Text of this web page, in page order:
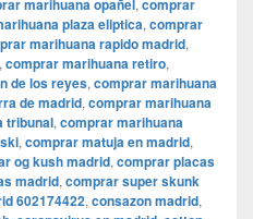
marihuana opañel, comprar
plaza eliptica, comprar
marihuana rapido madrid,
, comprar marihuana retiro,
de los reyes, comprar marihuana
de madrid, comprar marihuana
tribunal, comprar marihuana
, comprar matuja en madrid,
og kush madrid, comprar placas
madrid, comprar super skunk
602174422, consazon madrid,